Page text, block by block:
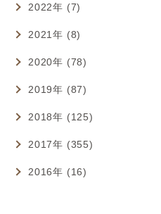
2022年 (7)
2021年 (8)
2020年 (78)
2019年 (87)
2018年 (125)
2017年 (355)
2016年 (16)